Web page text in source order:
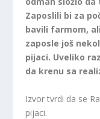
Zaposlili bi za
bavili farmom,
zaposle još
pijaci. Uveliko
da krenu sa
Izvor tvrdi da se
pijaci.